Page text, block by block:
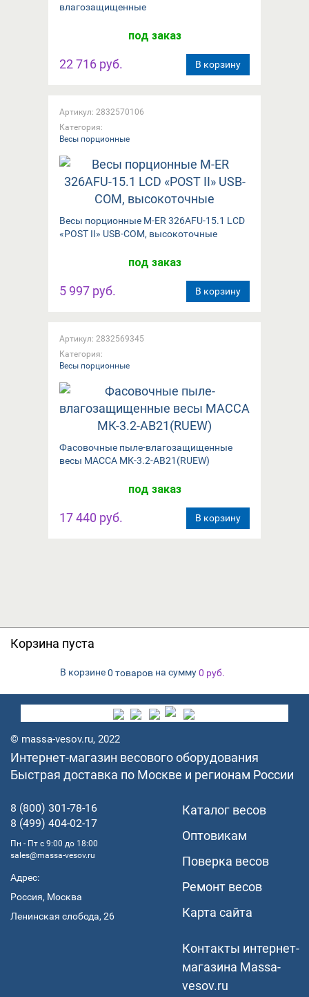
влагозащищенные
под заказ
22 716 руб. В корзину
Артикул: 2832570106
Категория:
Весы порционные
Весы порционные M-ER 326AFU-15.1 LCD
«POST II» USB-COM, высокоточные
под заказ
5 997 руб. В корзину
Артикул: 2832569345
Категория:
Весы порционные
Фасовочные пыле-влагозащищенные
весы МАССА МК-3.2-АВ21(RUEW)
под заказ
17 440 руб. В корзину
Корзина пуста
В корзине0 товаров на сумму0 руб.
© massa-vesov.ru, 2022
Интернет-магазин весового оборудования
Быстрая доставка по Москве и регионам России
8 (800) 301-78-16
8 (499) 404-02-17
Пн - Пт с 9:00 до 18:00
sales@massa-vesov.ru
Адрес:
Россия, Москва
Ленинская слобода, 26
Каталог весов
Оптовикам
Поверка весов
Ремонт весов
Карта сайта
Контакты интернет-
магазина Мassa-
vesov.ru